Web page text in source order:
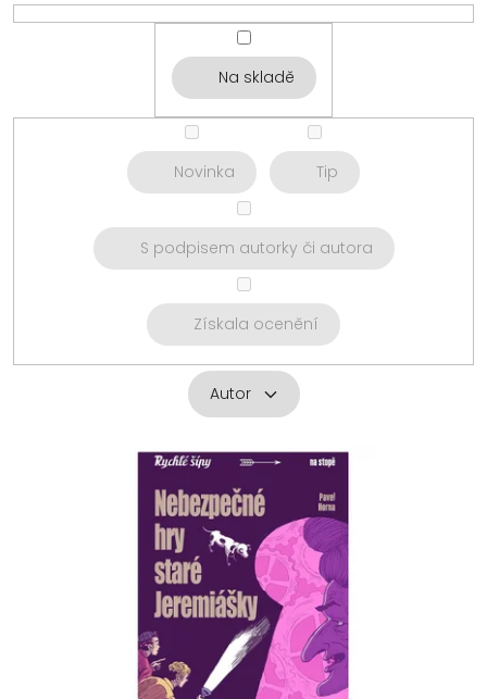
Na skladě
Novinka Tip
S podpisem autorky či autora
Získala ocenění
Autor